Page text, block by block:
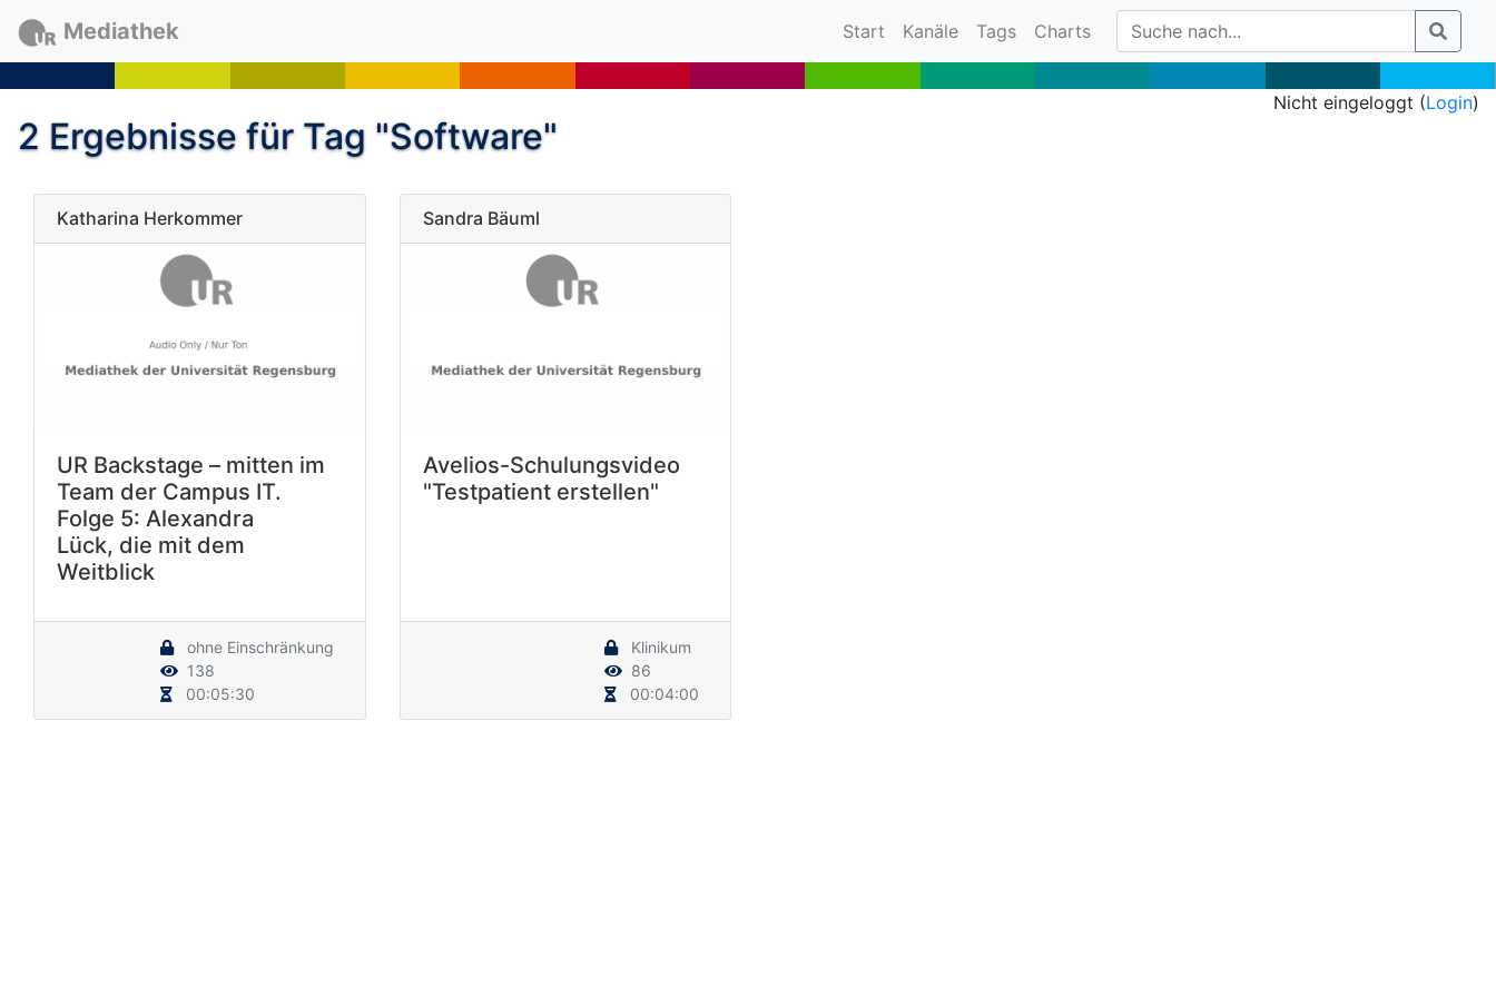
Mediathek Start (current)
Kanäle Tags Charts
Nicht eingeloggt (Login)
2 Ergebnisse für Tag "Software"
Katharina Herkommer
UR Backstage – mitten im
Team der Campus IT.
Folge 5: Alexandra
Lück, die mit dem
Weitblick
ohne Einschränkung
138
00:05:30
Sandra Bäuml
Avelios-Schulungsvideo
"Testpatient erstellen"
Klinikum
86
00:04:00